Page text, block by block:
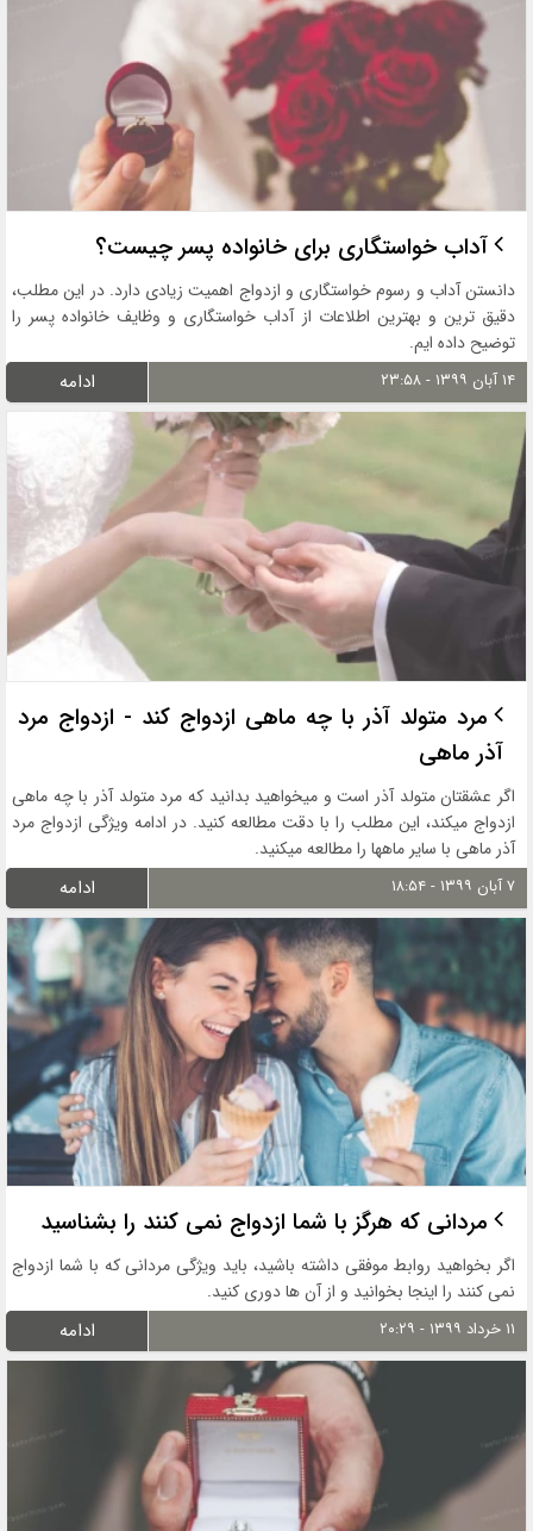
آداب خواستگاری برای خانواده پسر چیست؟
دانستن آداب و رسوم خواستگاری و ازدواج اهمیت زیادی دارد. در این مطلب،
دقیق ترین و بهترین اطلاعات از آداب خواستگاری و وظایف خانواده پسر را
توضیح داده ایم.
۱۴ آبان ۱۳۹۹ - ۲۳:۵۸ ادامه
مرد متولد آذر با چه ماهی ازدواج کند - ازدواج مرد
آذر ماهی
اگر عشقتان متولد آذر است و میخواهید بدانید که مرد متولد آذر با چه ماهی
ازدواج میکند، این مطلب را با دقت مطالعه کنید. در ادامه ویژگی ازدواج مرد
آذر ماهی با سایر ماهها را مطالعه میکنید.
۷ آبان ۱۳۹۹ - ۱۸:۵۴ ادامه
مردانی که هرگز با شما ازدواج نمی کنند را بشناسید
اگر بخواهید روابط موفقی داشته باشید، باید ویژگی مردانی که با شما ازدواج
نمی کنند را اینجا بخوانید و از آن ها دوری کنید.
۱۱ خرداد ۱۳۹۹ - ۲۰:۲۹ ادامه